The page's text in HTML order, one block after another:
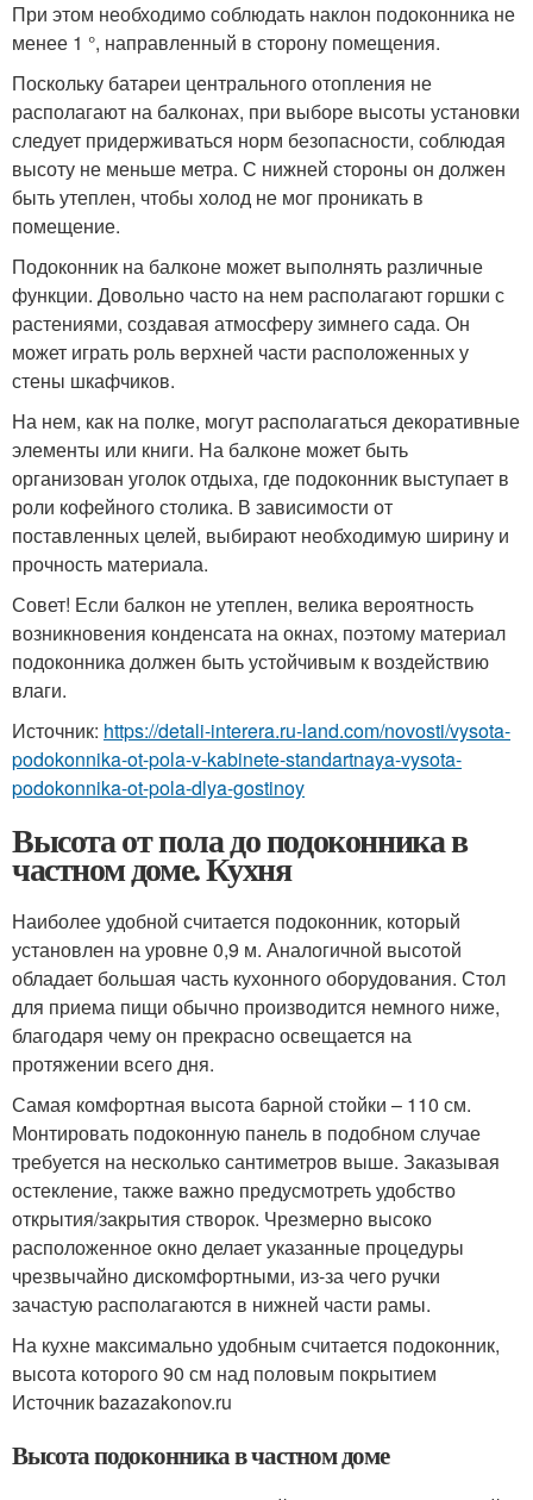
При этом необходимо соблюдать наклон подоконника не
менее 1 °, направленный в сторону помещения.
Поскольку батареи центрального отопления не
располагают на балконах, при выборе высоты установки
следует придерживаться норм безопасности, соблюдая
высоту не меньше метра. С нижней стороны он должен
быть утеплен, чтобы холод не мог проникать в
помещение.
Подоконник на балконе может выполнять различные
функции. Довольно часто на нем располагают горшки с
растениями, создавая атмосферу зимнего сада. Он
может играть роль верхней части расположенных у
стены шкафчиков.
На нем, как на полке, могут располагаться декоративные
элементы или книги. На балконе может быть
организован уголок отдыха, где подоконник выступает в
роли кофейного столика. В зависимости от
поставленных целей, выбирают необходимую ширину и
прочность материала.
Совет! Если балкон не утеплен, велика вероятность
возникновения конденсата на окнах, поэтому материал
подоконника должен быть устойчивым к воздействию
влаги.
Источник: https://detali-interera.ru-land.com/novosti/vysota-
podokonnika-ot-pola-v-kabinete-standartnaya-vysota-
podokonnika-ot-pola-dlya-gostinoy
Высота от пола до подоконника в
частном доме. Кухня
Наиболее удобной считается подоконник, который
установлен на уровне 0,9 м. Аналогичной высотой
обладает большая часть кухонного оборудования. Стол
для приема пищи обычно производится немного ниже,
благодаря чему он прекрасно освещается на
протяжении всего дня.
Самая комфортная высота барной стойки – 110 см.
Монтировать подоконную панель в подобном случае
требуется на несколько сантиметров выше. Заказывая
остекление, также важно предусмотреть удобство
открытия/закрытия створок. Чрезмерно высоко
расположенное окно делает указанные процедуры
чрезвычайно дискомфортными, из-за чего ручки
зачастую располагаются в нижней части рамы.
На кухне максимально удобным считается подоконник,
высота которого 90 см над половым покрытием
Источник bazazakonov.ru
Высота подоконника в частном доме